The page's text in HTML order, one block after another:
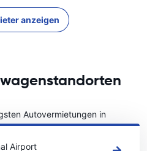
anzeigen
Autovermietungen in
Airport